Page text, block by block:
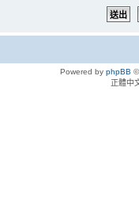
Powered by phpBB
正體中